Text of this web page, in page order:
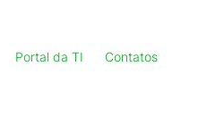
Portal da TI Contatos